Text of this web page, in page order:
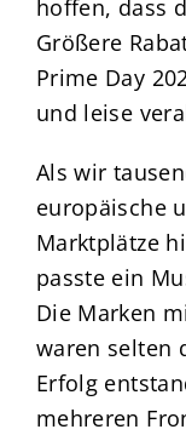
hoffen, dass
Größere
Prime Day
und leise
Als wir
europäische
Marktplätze
passte ein
Die Marken
waren selten
Erfolg
mehreren